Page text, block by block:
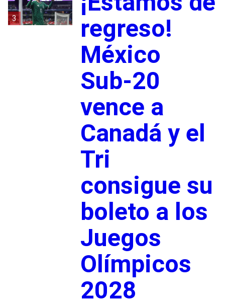
3
regreso!
México
Sub-20
vence a
Canadá y el
Tri
consigue su
boleto a los
Juegos
Olímpicos
2028